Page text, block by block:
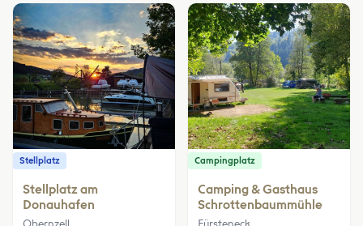
Stellplatz
Stellplatz am
Donauhafen
Obernzell
Campingplatz
Camping & Gasthaus
Schrottenbaummühle
Fürsteneck